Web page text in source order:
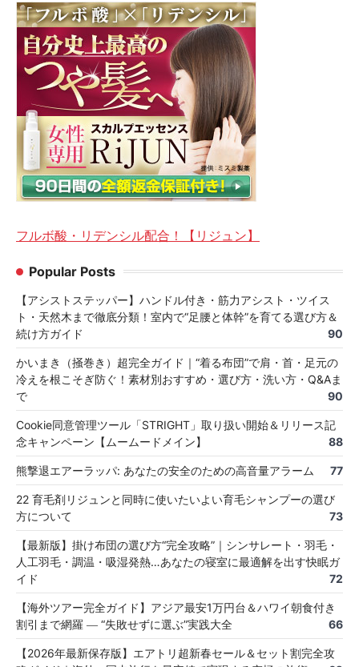
フルボ酸・リデンシル配合！【リジュン】
Popular Posts
【アシストステッパー】ハンドル付き・筋力アシスト・ツイス
ト・天然木まで徹底分類！室内で“足腰と体幹”を育てる選び方＆
続け方ガイド
90
かいまき（掻巻き）超完全ガイド｜“着る布団”で肩・首・足元の
冷えを根こそぎ防ぐ！素材別おすすめ・選び方・洗い方・Q&Aま
で
90
Cookie同意管理ツール「STRIGHT」取り扱い開始＆リリース記
念キャンペーン【ムームードメイン】
88
熊撃退エアーラッパ: あなたの安全のための高音量アラーム 77
22 育毛剤リジュンと同時に使いたいよい育毛シャンプーの選び
方について
73
【最新版】掛け布団の選び方“完全攻略”｜シンサレート・羽毛・
人工羽毛・調温・吸湿発熱…あなたの寝室に最適解を出す快眠ガ
イド
72
【海外ツアー完全ガイド】アジア最安1万円台＆ハワイ朝食付き
割引まで網羅 ― “失敗せずに選ぶ”実践大全
66
【2026年最新保存版】エアトリ超新春セール＆セット割完全攻